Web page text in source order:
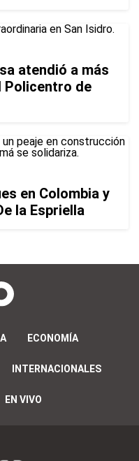
atendió a más
Policentro de
en Colombia y
la Espriella
ECONOMÍA
INTERNACIONALES
EN VIVO